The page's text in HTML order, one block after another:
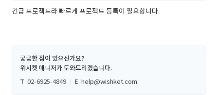
긴급 프로젝트라 빠르게 프로젝트 등록이 필요합니다.
궁금한 점이 있으신가요?
위시켓 매니저가 도와드리겠습니다.
T 02-6925-4849 E help@wishket.com